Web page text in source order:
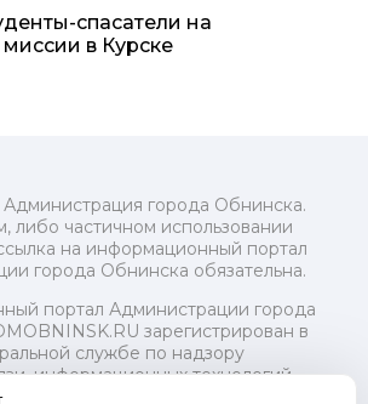
спасатели на
в Курске
города Обнинска.
либо частичном использовании
на информационный портал
города Обнинска обязательна.
портал Администрации города
зарегистрирован в
службе по надзору
информационных технологий
(Роскомнадзор) 24 июля